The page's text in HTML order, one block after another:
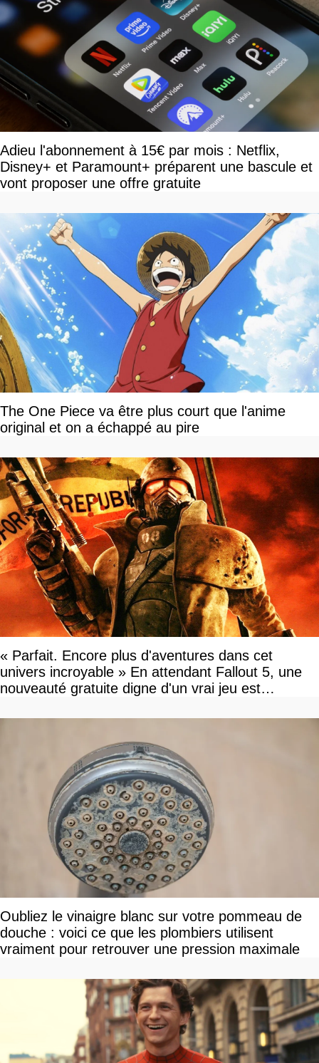
Adieu l'abonnement à 15€ par mois : Netflix,
Disney+ et Paramount+ préparent une bascule et
vont proposer une offre gratuite
The One Piece va être plus court que l'anime
original et on a échappé au pire
« Parfait. Encore plus d'aventures dans cet
univers incroyable » En attendant Fallout 5, une
nouveauté gratuite digne d'un vrai jeu est
Oubliez le vinaigre blanc sur votre pommeau de
douche : voici ce que les plombiers utilisent
vraiment pour retrouver une pression maximale